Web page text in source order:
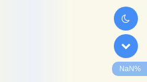
NaN%